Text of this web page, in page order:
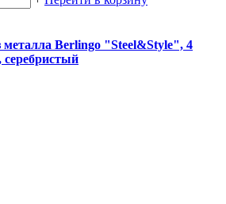
Berlingo "Steel&Style", 4
серебристый